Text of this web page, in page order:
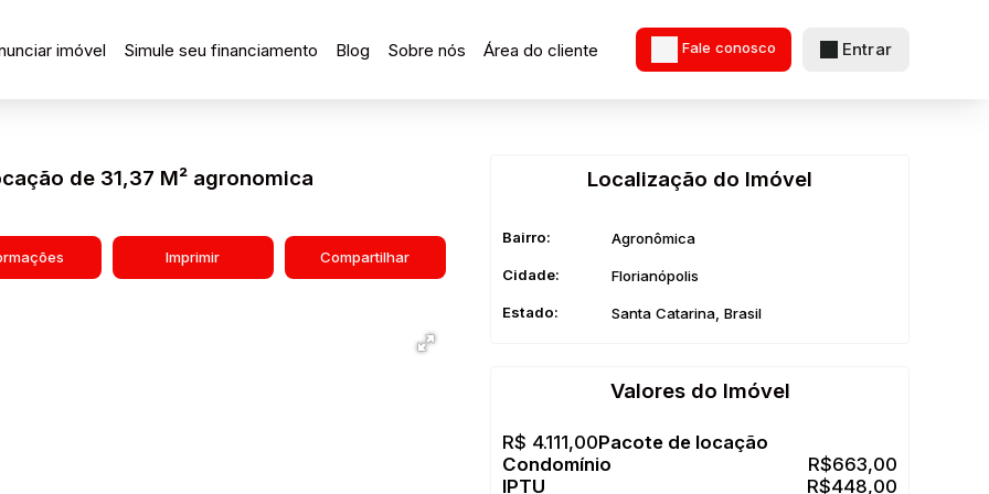
Entrar
Fale conosco
Área do cliente
Sobre nós
Blog
Simule seu financiamento
imóvel
de 31,37 M² agronomica
Imprimir Compartilhar
Localização do Imóvel
Bairro: Agronômica
Cidade: Florianópolis
Estado: Santa Catarina, Brasil
Valores do Imóvel
R$448,00
R$663,00
R$ 4.111,00